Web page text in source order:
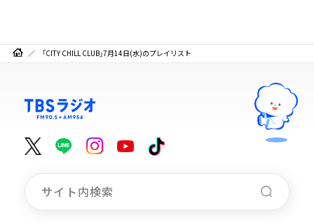
「CITY CHILL CLUB」7月14日(水)のプレイリスト